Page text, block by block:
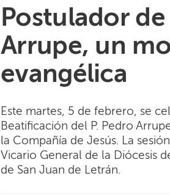
Postulador de
Arrupe, un
evangélica
Este martes, 5 de febrero, se
Beatificación del P. Pedro
la Compañía de Jesús. La
Vicario General de la Diócesis
de San Juan de Letrán.